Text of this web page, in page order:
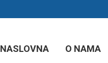
NASLOVNA O NAMA